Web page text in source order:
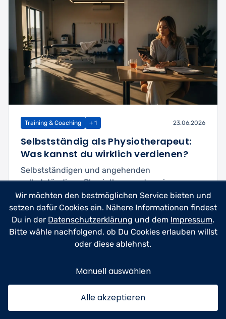
Training & Coaching + 1 23.06.2026
Selbstständig als Physiotherapeut:
Was kannst du wirklich verdienen?
Selbstständigen und angehenden
selbstständigen Physiotherapeuten einen
realistischen Überblick über ...
Mehr lesen 4min
Wir möchten den bestmöglichen Service bieten und
setzen dafür Cookies ein. Nähere Informationen findest
Du in der Datenschutzerklärung und dem Impressum.
Bitte wähle nachfolgend, ob Du Cookies erlauben willst
oder diese ablehnst.
Manuell auswählen
Alle akzeptieren